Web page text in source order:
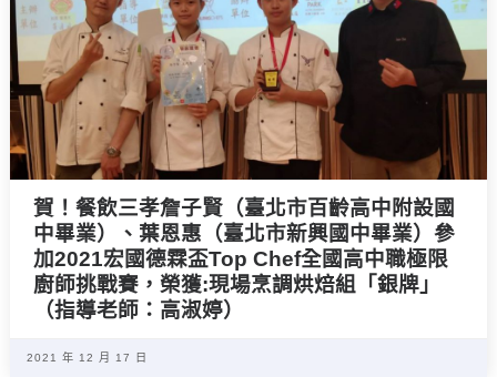
賀！餐飲三孝詹子賢（臺北市百齡高中附設國
中畢業）、葉恩惠（臺北市新興國中畢業）參
加2021宏國德霖盃Top Chef全國高中職極限
廚師挑戰賽，榮獲:現場烹調烘焙組「銀牌」
（指導老師：高淑婷）
2021 年 12 月 17 日